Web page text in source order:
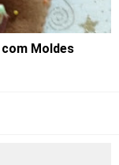
Moldes